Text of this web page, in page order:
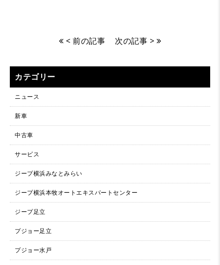
< 前の記事 次の記事 >
カテゴリー
ニュース
新車
中古車
サービス
ジープ横浜みなとみらい
ジープ横浜本牧オートエキスパートセンター
ジープ足立
プジョー足立
プジョー水戸